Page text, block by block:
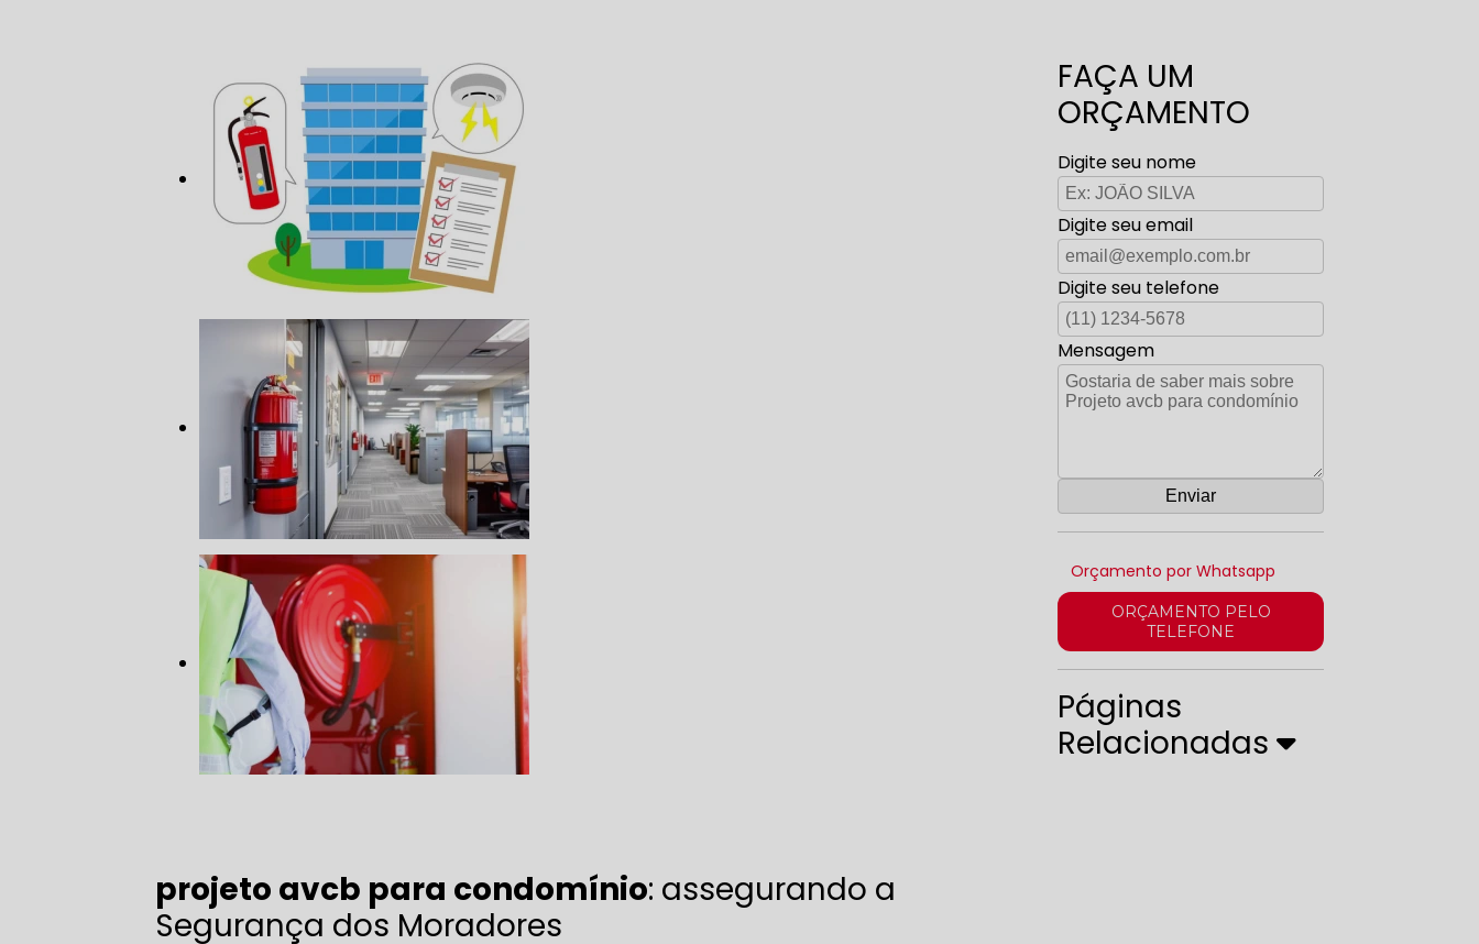
projeto avcb para condomínio: assegurando a
Segurança dos Moradores
FAÇA UM
ORÇAMENTO
Digite seu nome
Digite seu email
Digite seu telefone
Mensagem
Orçamento por Whatsapp
ORÇAMENTO PELO
TELEFONE
Páginas
Relacionadas